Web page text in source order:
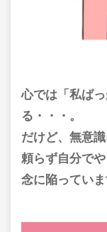
心では「私ば
る・・・。
だけど、無意
頼らず自分で
念に陥っていま